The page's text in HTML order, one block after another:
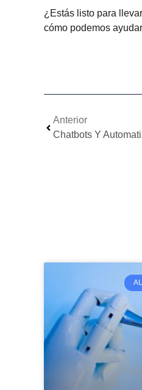
¿Estás listo para
cómo podemos
Anterior
Chatbots Y